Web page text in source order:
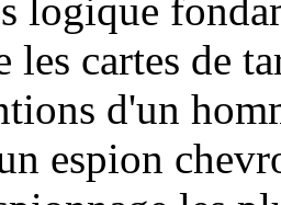
logique
les cartes de
d'un
espion